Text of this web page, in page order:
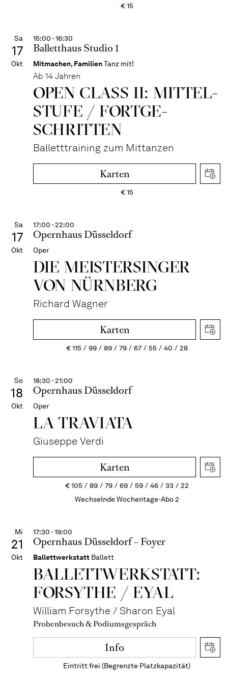
€15
Sa
17
Okt
15:00 - 16:30
Balletthaus Studio 1
Mitmachen, FamilienTanz mit!
Ab 14 Jahren
OPEN CLASS II: MITTEL­
STUFE / FORT­GE­
SCHRITTEN
Balletttraining zum Mittanzen
Karten
€15
Sa
17
Okt
17:00 - 22:00
Opernhaus Düsseldorf
Oper
DIE MEISTERSINGER
VON NÜRNBERG
Richard Wagner
Karten
€115 99 89 79 67 55 40 28
So
18
Okt
18:30 - 21:00
Opernhaus Düsseldorf
Oper
LA TRAVI­ATA
Giuseppe Verdi
Karten
€105 89 79 69 59 46 33
22
Wechselnde Wochentage-Abo 2
Mi
21
Okt
17:30 - 19:00
Opernhaus Düsseldorf – Foyer
Ballettwerkstatt Ballett
BALLETT­WERKSTATT:
FORSYTHE / EYAL
William Forsythe / Sharon Eyal
Probenbesuch & Podiumsgespräch
Info
Eintritt frei (Begrenzte Platzkapazität)